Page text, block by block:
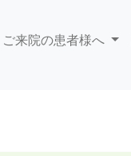
ご来院の患者様へ